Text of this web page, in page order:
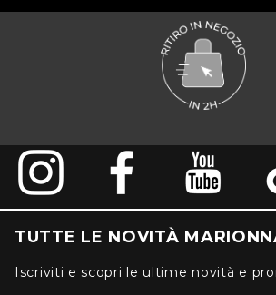
TUTTE LE NOVITÀ
Iscriviti e scopri le ultime novità e